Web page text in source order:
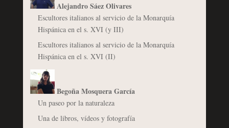
Alejandro Sáez Olivares
Escultores italianos al servicio de la Monarquía
Hispánica en el s. XVI (y III)
Escultores italianos al servicio de la Monarquía
Hispánica en el s. XVI (II)
Begoña Mosquera García
Un paseo por la naturaleza
Una de libros, vídeos y fotografía